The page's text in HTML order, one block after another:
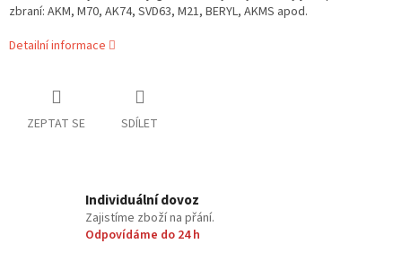
zbraní: AKM, M70, AK74, SVD63, M21, BERYL, AKMS apod.
Detailní informace
ZEPTAT SE SDÍLET
Individuální dovoz
Zajistíme zboží na přání.
Odpovídáme do 24 h